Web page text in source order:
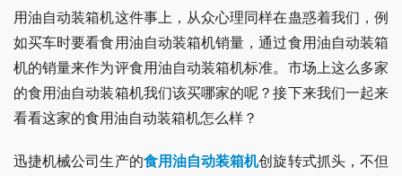
用油自动装箱机这件事上，从众心理同样在蛊惑着我们，例
如买车时要看食用油自动装箱机销量，通过食用油自动装箱
机的销量来作为评食用油自动装箱机标准。市场上这么多家
的食用油自动装箱机我们该买哪家的呢？接下来我们一起来
看看这家的食用油自动装箱机怎么样？
迅捷机械公司生产的食用油自动装箱机创旋转式抓头，不但